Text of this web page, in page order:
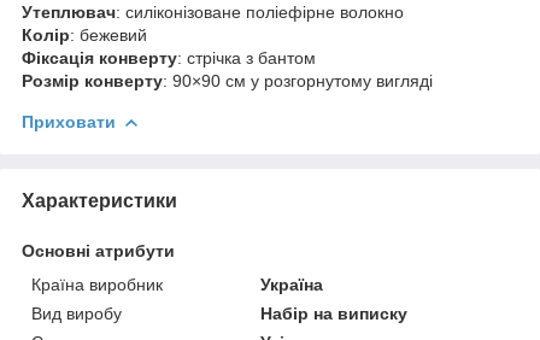
Утеплювач: силіконізоване поліефірне волокно
Колір: бежевий
Фіксація конверту: стрічка з бантом
Розмір конверту: 90×90 см у розгорнутому вигляді
Приховати
Характеристики
Основні атрибути
Країна виробник
Україна
Вид виробу
Набір на виписку